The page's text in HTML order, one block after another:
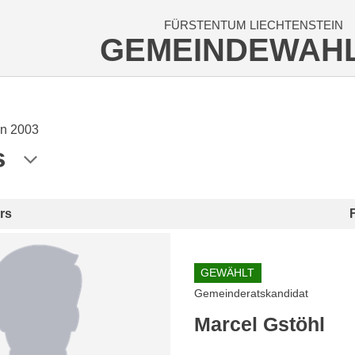
FÜRSTENTUM LIECHTENSTEIN
2003
GEWÄHLT
Gemeinderatskandidat
Marcel Gstöhl